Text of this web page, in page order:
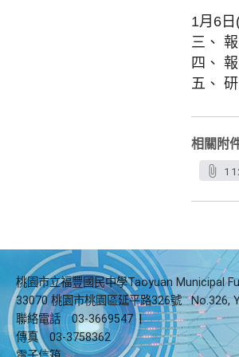
1月6
三、
四、
五、
相關附
桃園市立福豐國民中學Taoyuan Municipal
33070 桃園市桃園區延平路326號
No.326,
聯絡電話
03-3669547 |
傳真
03-3758362